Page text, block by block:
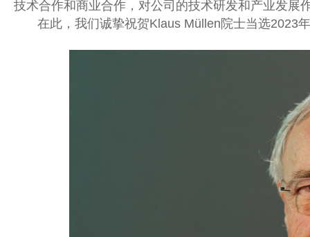
技术合作和商业合作，对公司的技术研发和产业发展
在此，我们诚挚祝贺Klaus Müllen院士当选2023